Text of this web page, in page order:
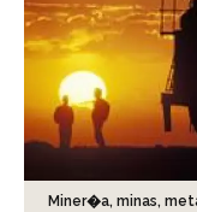
Miner�a, minas,